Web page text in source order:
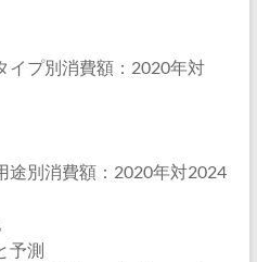
イプ別消費額：2020年対
途別消費額：2020年対2024
予測